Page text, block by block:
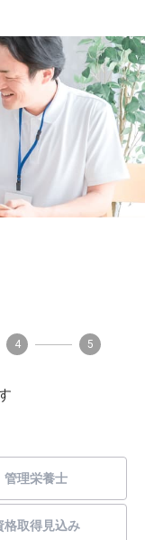
4 5
管理栄養士
格取得見込み